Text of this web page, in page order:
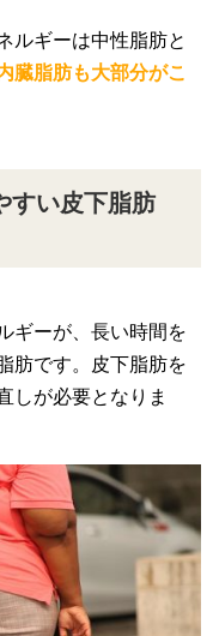
ルギーは中性脂肪と
臓脂肪も大部分がこ
すい皮下脂肪
ギーが、長い時間を
肪です。皮下脂肪を
しが必要となりま